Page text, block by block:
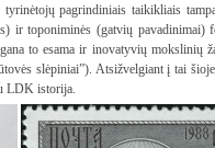
pagrindiniais taikikliais
ir toponiminės (gatvių pavadinimai)
to esama ir inovatyvių mokslinių
slėpiniai”). Atsižvelgiant į tai
LDK istorija.